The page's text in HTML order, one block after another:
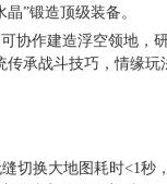
”锻造顶级装备。
协作建造浮空领地，
传承战斗技巧，情缘玩
切换大地图耗时<1秒